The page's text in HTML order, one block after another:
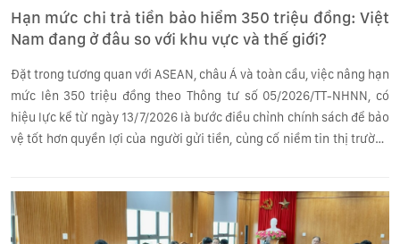
Hạn mức chi trả tiền bảo hiểm 350 triệu đồng: Việt
Nam đang ở đâu so với khu vực và thế giới?
Đặt trong tương quan với ASEAN, châu Á và toàn cầu, việc nâng hạn
mức lên 350 triệu đồng theo Thông tư số 05/2026/TT-NHNN, có
hiệu lực kể từ ngày 13/7/2026 là bước điều chỉnh chính sách để bảo
vệ tốt hơn quyền lợi của người gửi tiền, củng cố niềm tin thị trường